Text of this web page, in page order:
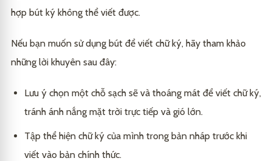
hợp bút ký không thể viết được.
Nếu bạn muốn sử dụng bút để viết chữ ký, hãy tham khảo
những lời khuyên sau đây:
Lưu ý chọn một chỗ sạch sẽ và thoáng mát để viết chữ ký,
tránh ánh nắng mặt trời trực tiếp và gió lớn.
Tập thể hiện chữ ký của mình trong bản nháp trước khi
viết vào bản chính thức.